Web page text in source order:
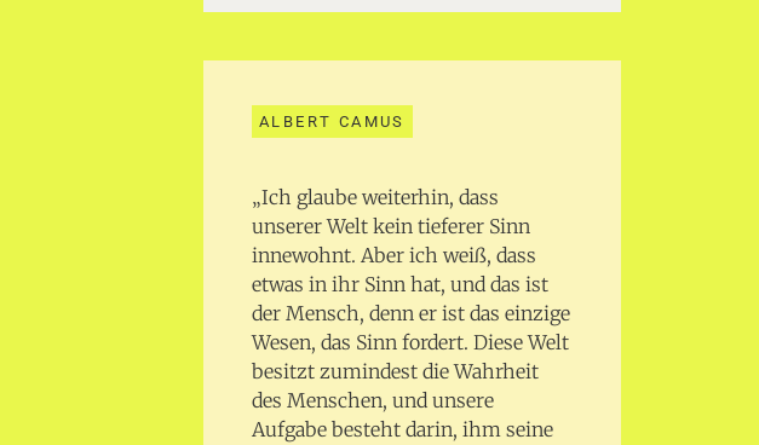
ALBERT CAMUS
„Ich glaube weiterhin, dass
unserer Welt kein tieferer Sinn
innewohnt. Aber ich weiß, dass
etwas in ihr Sinn hat, und das ist
der Mensch, denn er ist das einzige
Wesen, das Sinn fordert. Diese Welt
besitzt zumindest die Wahrheit
des Menschen, und unsere
Aufgabe besteht darin, ihm seine